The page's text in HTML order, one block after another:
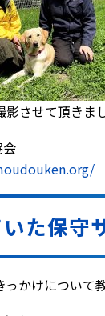
させて頂きま
た保守
っかけについ